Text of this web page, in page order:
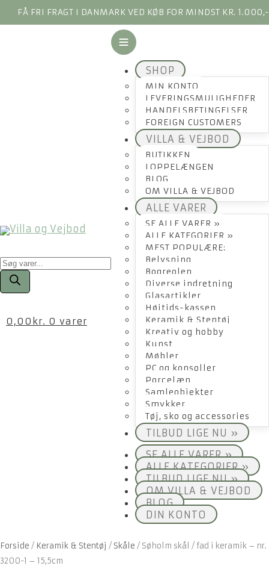
FÅ FRI FRAGT I DANMARK VED KØB FOR MINDST KR. 1.000,-
Products
search
0,00 kr. 0 varer
SHOP
MIN KONTO
LEVERINGSMULIGHEDER
HANDELSBETINGELSER
FOREIGN CUSTOMERS
VILLA & VEJBOD
BUTIKKEN
LOPPELÆNGEN
BLOG
OM VILLA & VEJBOD
ALLE VARER
SE ALLE VARER »
ALLE KATEGORIER »
MEST POPULÆRE:
Belysning
Bogreolen
Diverse indretning
Glasartikler
Højtids-kassen
Keramik & Stentøj
Kreativ og hobby
Kunst
Møbler
PC og konsoller
Porcelæn
Samleobjekter
Smykker
Tøj, sko og accessories
TILBUD LIGE NU »
SE ALLE VARER »
ALLE KATEGORIER »
TILBUD LIGE NU »
OM VILLA & VEJBOD
BLOG
DIN KONTO
Forside / Keramik & Stentøj / Skåle / Søholm skål / fad i keramik – nr.
3200-1 – 15,5cm